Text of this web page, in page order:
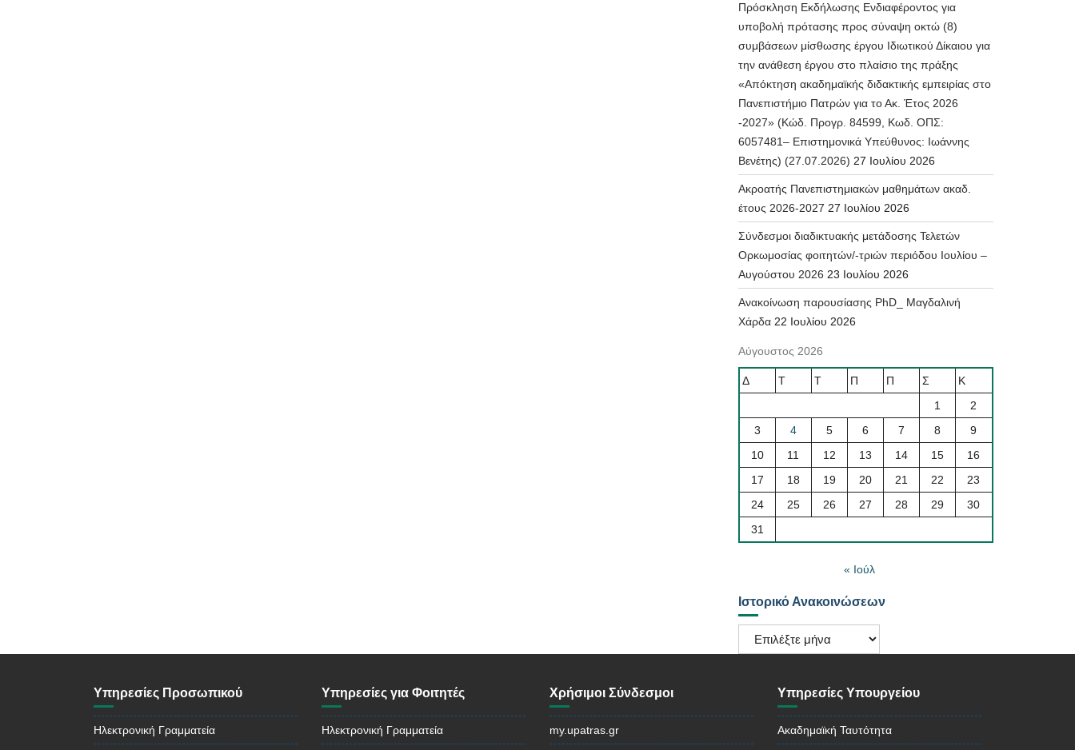
Πρόσκληση Εκδήλωσης Ενδιαφέροντος για
υποβολή πρότασης προς σύναψη οκτώ (8)
συμβάσεων μίσθωσης έργου Ιδιωτικού Δίκαιου για
την ανάθεση έργου στο πλαίσιο της πράξης
«Απόκτηση ακαδημαϊκής διδακτικής εμπειρίας στο
Πανεπιστήμιο Πατρών για το Ακ. Έτος 2026
-2027» (Κώδ. Προγρ. 84599, Κωδ. ΟΠΣ:
6057481– Επιστημονικά Υπεύθυνος: Ιωάννης
Βενέτης) (27.07.2026) 27 Ιουλίου 2026
Ακροατής Πανεπιστημιακών μαθημάτων ακαδ.
έτους 2026-2027 27 Ιουλίου 2026
Σύνδεσμοι διαδικτυακής μετάδοσης Τελετών
Ορκωμοσίας φοιτητών/-τριών περιόδου Ιουλίου –
Αυγούστου 2026 23 Ιουλίου 2026
Ανακοίνωση παρουσίασης PhD_ Μαγδαλινή
Χάρδα 22 Ιουλίου 2026
Αύγουστος 2026
Δ Τ Τ Π Π Σ
Κ
1
2
3
4 5 6 7 8
9
10
11 12 13 14 15
16
17
18 19 20 21 22
23
24
25 26 27 28 29
30
31
« Ιούλ
Ιστορικό Ανακοινώσεων
Ιστορικό
Ανακοινώσεων
Υπηρεσίες Προσωπικού
Ηλεκτρονική Γραμματεία
Υπηρεσίες για Φοιτητές
Ηλεκτρονική Γραμματεία
Χρήσιμοι Σύνδεσμοι
my.upatras.gr
Υπηρεσίες Υπουργείου
Ακαδημαϊκή Ταυτότητα